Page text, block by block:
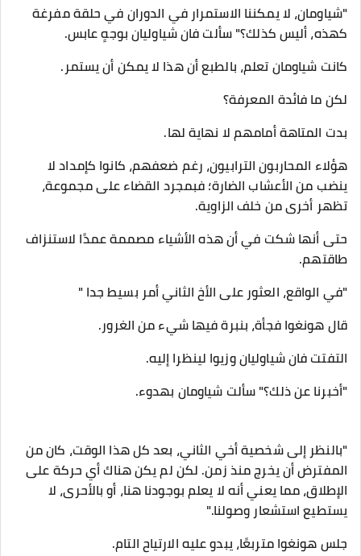
"شياومان، لا يمكننا الاستمرار في الدوران في حلقة مفرغة
كهذه، أليس كذلك؟" سألت فان شياوليان بوجهٍ عابس.
كانت شياومان تعلم، بالطبع أن هذا لا يمكن أن يستمر.
لكن ما فائدة المعرفة؟
بدت المتاهة أمامهم لا نهاية لها.
هؤلاء المحاربون الترابيون، رغم ضعفهم، كانوا كإمداد لا
ينضب من الأعشاب الضارة؛ فبمجرد القضاء على مجموعة،
تظهر أخرى من خلف الزاوية.
حتى أنها شكت في أن هذه الأشياء مصممة عمدًا لاستنزاف
طاقتهم.
"في الواقع، العثور على الأخ الثاني أمر بسيط جدا "
قال هونغوا فجأة، بنبرة فيها شيء من الغرور.
التفتت فان شياوليان وزيوا لينظرا إليه.
"أخبرنا عن ذلك؟" سألت شياومان بهدوء.
"بالنظر إلى شخصية أخي الثاني، بعد كل هذا الوقت، كان من
المفترض أن يخرج منذ زمن. لكن لم يكن هناك أي حركة على
الإطلاق، مما يعني أنه لا يعلم بوجودنا هنا، أو بالأحرى، لا
يستطيع استشعار وصولنا."
جلس هونغوا متربعًا، يبدو عليه الارتياح التام.